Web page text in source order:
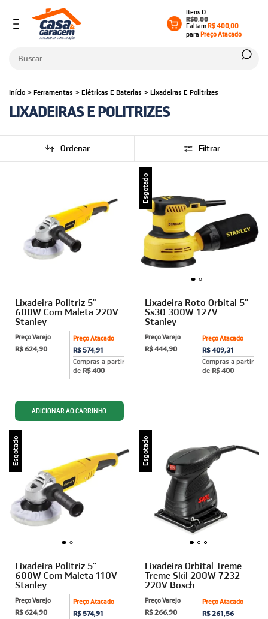
0
R$0,00
FaltamR$ 400,00
paraPreço Atacado
Início > Ferramentas > Elétricas E Baterias > Lixadeiras E Politrizes
LIXADEIRAS E POLITRIZES
Ordenar Filtrar
Lixadeira Politriz 5"
600W Com Maleta 220V
Stanley
Preço Atacado
R$ 574,91
Compras a partir
de R$ 400
Preço Varejo
R$ 624,90
Esgotado
Lixadeira Roto Orbital 5''
Ss30 300W 127V -
Stanley
Preço Atacado
R$ 409,31
Compras a partir
de R$ 400
Preço Varejo
R$ 444,90
Esgotado
Lixadeira Politriz 5''
600W Com Maleta 110V
Stanley
Preço Atacado
R$ 574,91
Preço Varejo
R$ 624,90
Esgotado
Lixadeira Orbital Treme-
Treme Skil 200W 7232
220V Bosch
Preço Atacado
R$ 261,56
Preço Varejo
R$ 266,90